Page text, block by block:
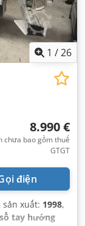
1 /26
8.990 €
chưa bao gồm thuế
GTGT
điện
sản xuất: 1998,
tay hướng